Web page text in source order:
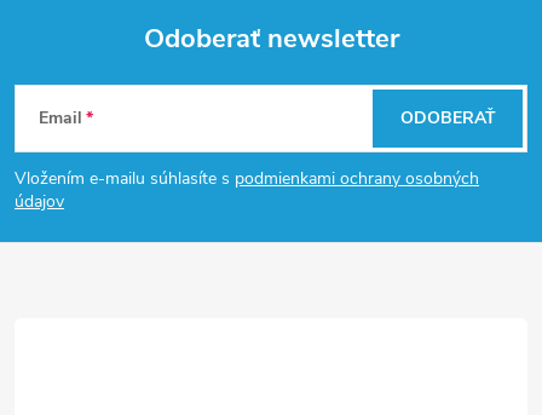
Z
á
p
Odoberať newsletter
Email
Vložením e-mailu súhlasíte s podmienkami ochrany osobných
údajov
ODOBERAŤ